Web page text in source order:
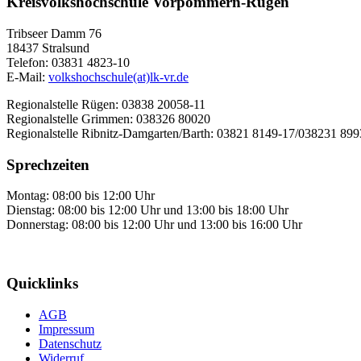
Tribseer Damm 76
18437 Stralsund
Telefon: 03831 4823-10
E-Mail: volkshochschule(at)lk-vr.de
Regionalstelle Rügen: 03838 20058-11
Regionalstelle Grimmen: 038326 80020
Regionalstelle Ribnitz-Damgarten/Barth: 03821 8149-17/038231
Sprechzeiten
Montag: 08:00 bis 12:00 Uhr
Dienstag: 08:00 bis 12:00 Uhr und 13:00 bis 18:00 Uhr
Donnerstag: 08:00 bis 12:00 Uhr und 13:00 bis 16:00 Uhr
Quicklinks
AGB
Impressum
Datenschutz
Widerruf